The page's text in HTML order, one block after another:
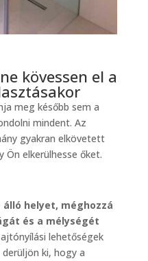
kövessen el a
meg később sem a
mindent. Az
gyakran elkövetett
Ön elkerülhesse őket.
helyet, méghozzá
és a mélységét
lehetőségek
ki, hogy a